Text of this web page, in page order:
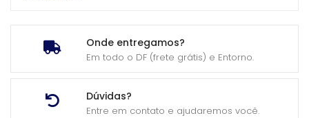
Onde entregamos?
Em todo o DF (frete grátis) e Entorno.
Dúvidas?
Entre em contato e ajudaremos você.